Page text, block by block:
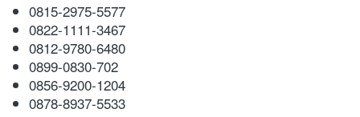
0815-2975-5577
0822-1111-3467
0812-9780-6480
0899-0830-702
0856-9200-1204
0878-8937-5533